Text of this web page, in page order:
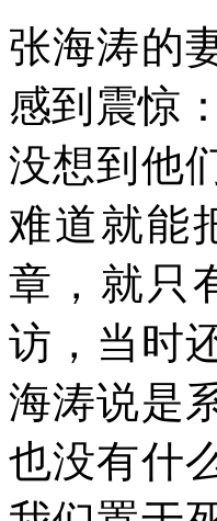
张海涛的
感到震惊
没想到他
难道就能
章，就只
访，当时
海涛说是
也没有什